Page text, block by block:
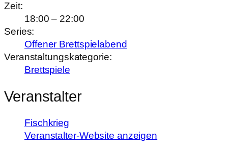
Zeit:
18:00 – 22:00
Series:
Offener Brettspielabend
Veranstaltungskategorie:
Brettspiele
Veranstalter
Fischkrieg
Veranstalter-Website anzeigen